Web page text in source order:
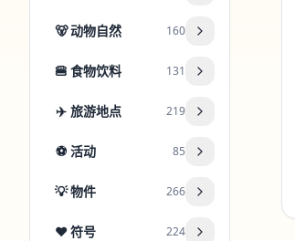
🐻动物自然 160
🍔 食物饮料 131
✈️ 旅游地点 219
⚽ 活动 85
💡物件 266
❤️符号 224